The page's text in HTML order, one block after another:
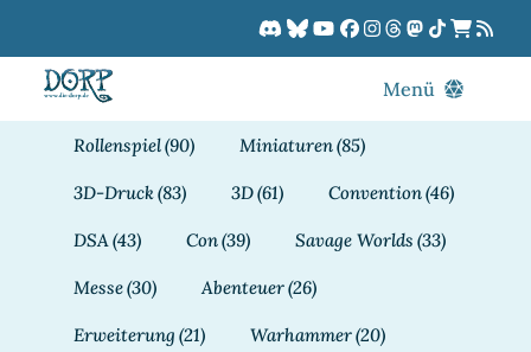
springen
Menü
Rollenspiel(90) Miniaturen(85)
3D-Druck(83) 3D(61) Convention(46)
DSA (43) Con(39) Savage Worlds (33)
Messe(30) Abenteuer(26)
Erweiterung (21) Warhammer(20)